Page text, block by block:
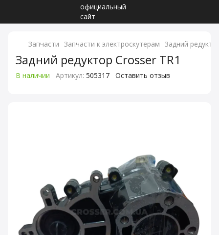
Запчасти Запчасти к электроскутерам Задний
Задний редуктор Crosser TR1
В наличии Артикул: 505317 Оставить отзыв